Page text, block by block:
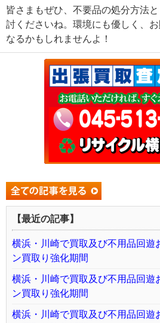
皆さまもぜひ、不要品の処分方法
討くださいね。環境にも優しく、
なるかもしれませんよ！
【最近の記事】
横浜・川崎で買取及び不用品回遊
ン買取り強化期間
横浜・川崎で買取及び不用品回遊
ン買取り強化期間
横浜・川崎で買取及び不用品回遊